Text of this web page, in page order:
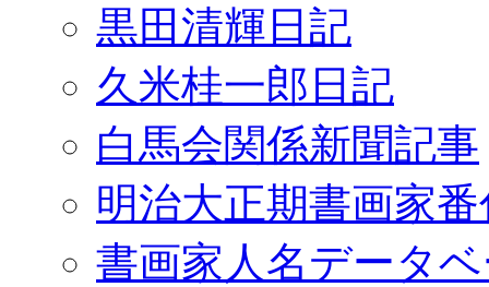
黒田清輝日記
久米桂一郎日記
白馬会関係新聞記事
明治大正期書画家
書画家人名データ